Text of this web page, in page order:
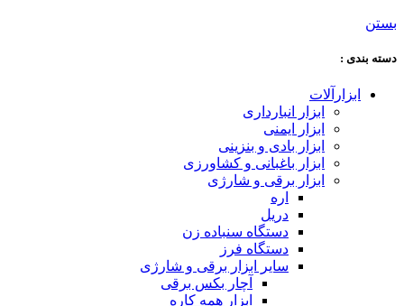
بستن
دسته‌ بندی :
ابزارآلات
ابزار انبارداری
ابزار ایمنی
ابزار بادی و بنزینی
ابزار باغبانی و کشاورزی
ابزار برقی و شارژی
اره
دریل
دستگاه سنباده زن
دستگاه فرز
سایر ابزار برقی و شارژی
آچار بکس برقی
ابزار همه کاره